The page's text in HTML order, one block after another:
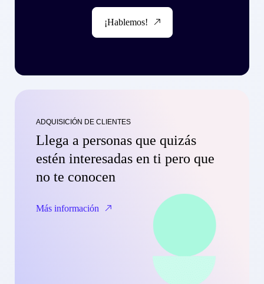
¡Hablemos!
ADQUISICIÓN DE CLIENTES
Llega a personas que quizás
estén interesadas en ti pero que
no te conocen
Más información